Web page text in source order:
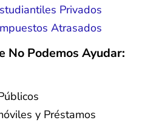
Privados
Atrasados
No Podemos Ayudar:
y Préstamos